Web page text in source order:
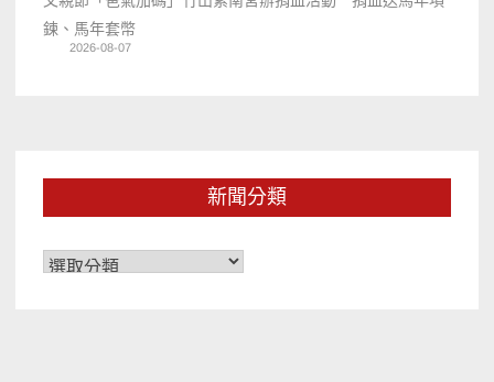
鍊、馬年套幣
2026-08-07
新聞分類
新